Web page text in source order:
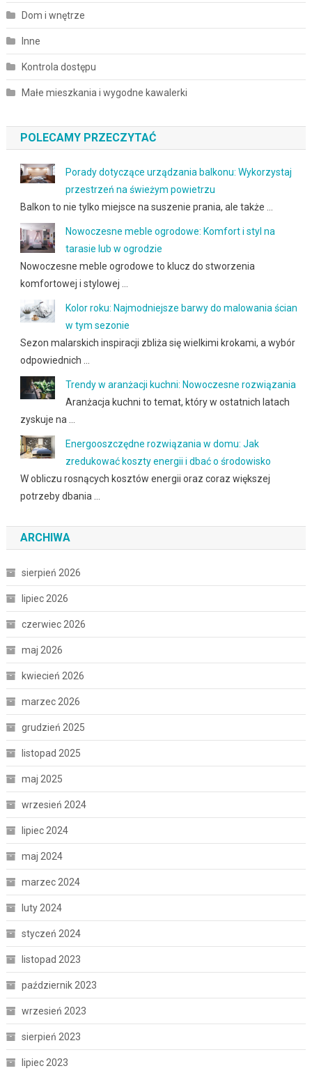
Dom i wnętrze
Inne
Kontrola dostępu
Małe mieszkania i wygodne kawalerki
POLECAMY PRZECZYTAĆ
Porady dotyczące urządzania balkonu: Wykorzystaj
przestrzeń na świeżym powietrzu
Balkon to nie tylko miejsce na suszenie prania, ale także …
Nowoczesne meble ogrodowe: Komfort i styl na
tarasie lub w ogrodzie
Nowoczesne meble ogrodowe to klucz do stworzenia
komfortowej i stylowej …
Kolor roku: Najmodniejsze barwy do malowania ścian
w tym sezonie
Sezon malarskich inspiracji zbliża się wielkimi krokami, a wybór
odpowiednich …
Trendy w aranżacji kuchni: Nowoczesne rozwiązania
Aranżacja kuchni to temat, który w ostatnich latach
zyskuje na …
Energooszczędne rozwiązania w domu: Jak
zredukować koszty energii i dbać o środowisko
W obliczu rosnących kosztów energii oraz coraz większej
potrzeby dbania …
ARCHIWA
sierpień 2026
lipiec 2026
czerwiec 2026
maj 2026
kwiecień 2026
marzec 2026
grudzień 2025
listopad 2025
maj 2025
wrzesień 2024
lipiec 2024
maj 2024
marzec 2024
luty 2024
styczeń 2024
listopad 2023
październik 2023
wrzesień 2023
sierpień 2023
lipiec 2023